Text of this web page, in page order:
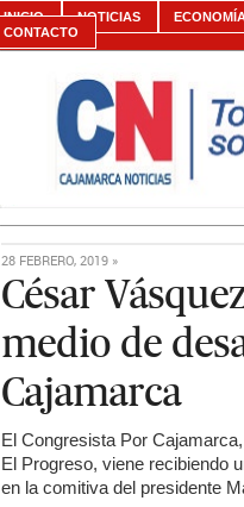
INICIO NOTICIAS
CONTACTO
28 FEBRERO, 2019 »
César
medio de
Cajamarca
El Congresista Por
El Progreso, viene recibiendo
en la comitiva del presidente